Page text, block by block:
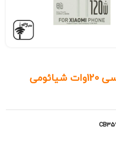
پخش عمده کابل تایپ سی 120وات شیائومی